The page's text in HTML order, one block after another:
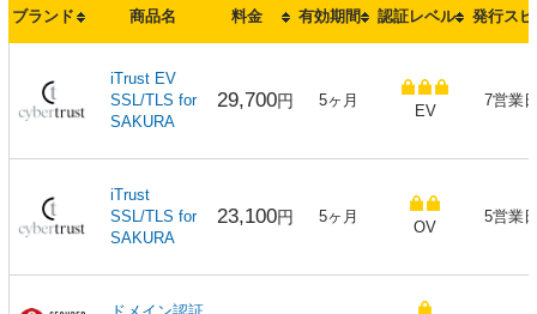
設定代行 閉じる
ブランド 商品名 料金 有効期間 認証レベル 発行ス
iTrust EV
SSL/TLS for
SAKURA
29,700円 5ヶ月
EV
7営業
iTrust
SSL/TLS for
SAKURA
23,100円 5ヶ月
OV
5営業